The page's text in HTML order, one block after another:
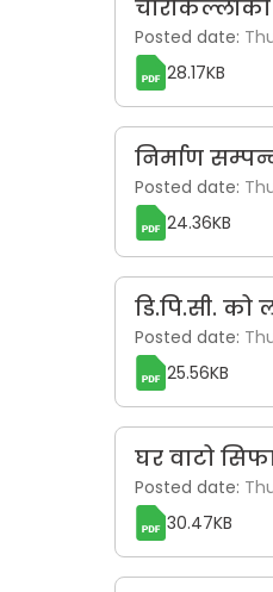
Posted date:
28.17KB
निर्माण
Posted date:
24.36KB
डि.पि.सी. को
Posted date:
25.56KB
घर वाटो
Posted date:
30.47KB